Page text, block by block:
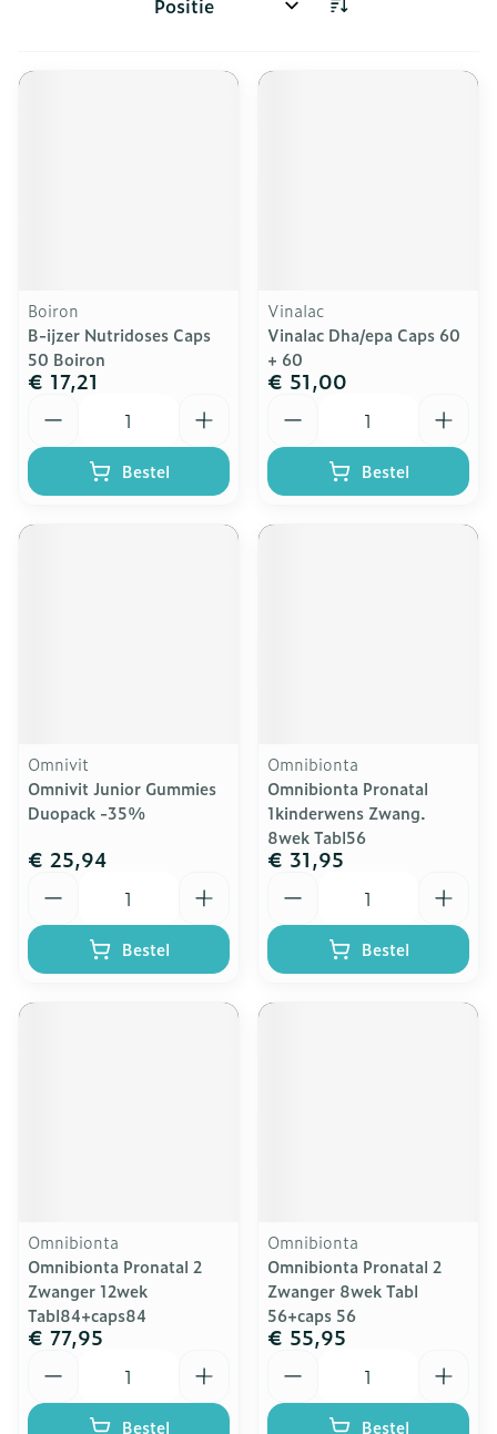
Sorteer op:
Boiron
B-ijzer Nutridoses Caps
50 Boiron
€ 17,21
Bestel
Vinalac
Vinalac Dha/epa Caps 60
+ 60
€ 51,00
Bestel
Omnivit
Omnivit Junior Gummies
Duopack -35%
€ 25,94
Bestel
Omnibionta
Omnibionta Pronatal
1kinderwens Zwang.
8wek Tabl56
€ 31,95
Bestel
Omnibionta
Omnibionta Pronatal 2
Zwanger 12wek
Tabl84+caps84
€ 77,95
Bestel
Omnibionta
Omnibionta Pronatal 2
Zwanger 8wek Tabl
56+caps 56
€ 55,95
Bestel